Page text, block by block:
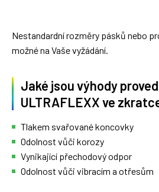
Nestandardní rozměry pásků nebo
možné na Vaše vyžádání.
Jaké jsou výhody
ULTRAFLEXX ve
Tlakem svařované koncovky
Odolnost vůči korozy
Vynikající přechodový odpor
Odolnost vůči vibracím a otřesům